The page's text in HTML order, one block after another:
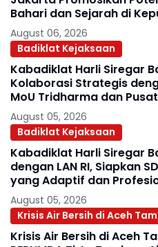
Bahari dan Sejarah di
August 06, 2026
Badiklat Kejaksaan
Kabadiklat Harli Siregar
Kolaborasi Strategis
MoU Tridharma dan
Kejaksaan
August 05, 2026
Badiklat Kejaksaan
Kabadiklat Harli Siregar
dengan LAN RI, Siapkan
yang Adaptif dan
August 05, 2026
Krisis Air Bersih di Aceh
Krisis Air Bersih di Aceh